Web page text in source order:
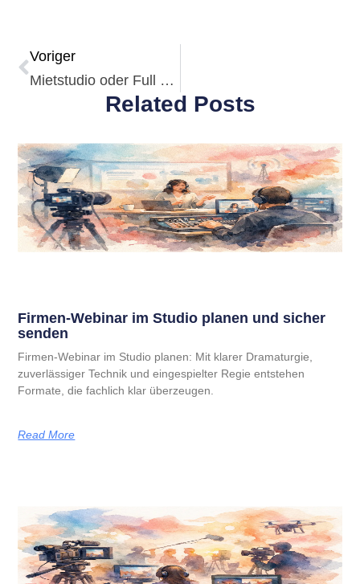
Voriger
Mietstudio oder Full Service Produktion?
Related Posts
Firmen-Webinar im Studio planen und sicher
senden
Firmen-Webinar im Studio planen: Mit klarer Dramaturgie,
zuverlässiger Technik und eingespielter Regie entstehen
Formate, die fachlich klar überzeugen.
Read More